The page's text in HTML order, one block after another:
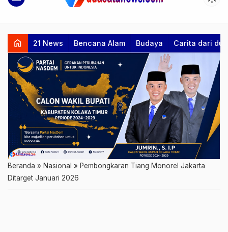
home 21 News Bencana Alam Budaya Carita dari
Beranda » Nasional » Pembongkaran Tiang Monorel Jakarta
Ditarget Januari 2026